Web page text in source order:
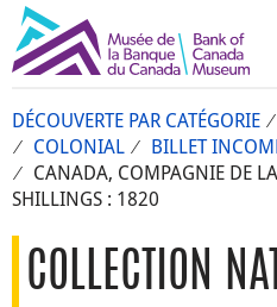
DÉCOUVERTE PAR CATÉGORIE
COLONIAL
BILLET
CANADA, COMPAGNIE DE
SHILLINGS : 1820
COLLECTION